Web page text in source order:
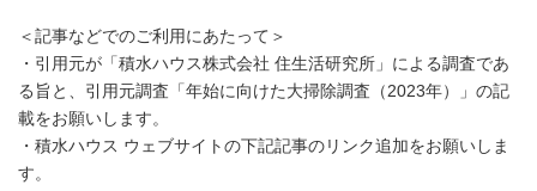
＜記事などでのご利用にあたって＞
・引用元が「積水ハウス株式会社 住生活研究所」による調査であ
る旨と、引用元調査「年始に向けた大掃除調査（2023年）」の記
載をお願いします。
・積水ハウス ウェブサイトの下記記事のリンク追加をお願いしま
す。